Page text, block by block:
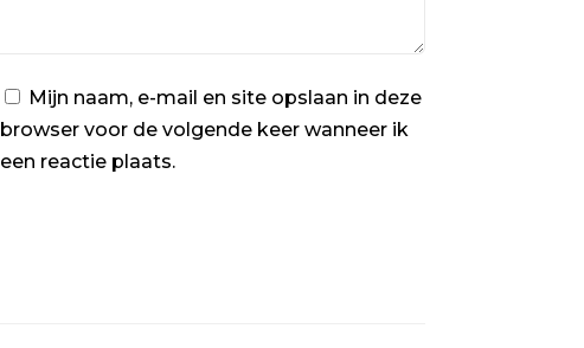
Mijn naam, e-mail en site opslaan in deze
browser voor de volgende keer wanneer ik
een reactie plaats.